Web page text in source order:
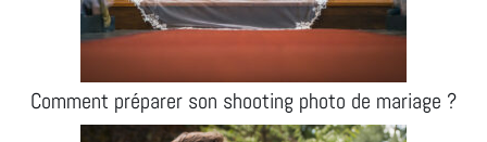
Comment préparer son shooting photo de mariage ?